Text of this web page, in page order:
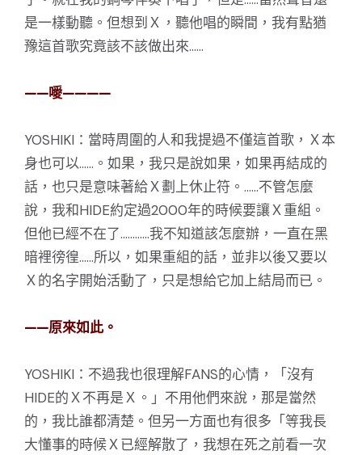
是一樣動聽。但想到Ｘ，聽他唱的瞬間，我有點猶
豫這首歌究竟該不該做出來……
——噯————
YOSHIKI：當時周圍的人和我提過不僅這首歌，Ｘ本
身也可以……。如果，我只是說如果，如果再結成的
話，也只是意味著給Ｘ劃上休止符。……不管怎麼
說，我和HIDE約定過2000年的時候要讓Ｘ重組。
但他已經不在了…………我不知道該怎麼辦，一直在黑
暗裡徬徨……所以，如果重組的話，並非以後又要以
Ｘ的名字開始活動了，只是想給它加上結局而已。
——原來如此。
YOSHIKI：不過我也很理解FANS的心情，「沒有
HIDE的Ｘ不再是Ｘ。」不用他們來說，那是當然
的，我比誰都清楚。但另一方面也有很多「等我長
大懂事的時候Ｘ已經解散了，我想在死之前看一次